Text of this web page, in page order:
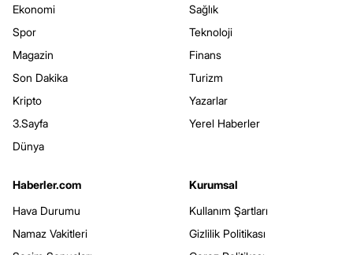
Ekonomi
Spor
Magazin
Son Dakika
Kripto
3.Sayfa
Dünya
Sağlık
Teknoloji
Finans
Turizm
Yazarlar
Yerel Haberler
Haberler.com
Hava Durumu
Namaz Vakitleri
Kurumsal
Kullanım Şartları
Gizlilik Politikası